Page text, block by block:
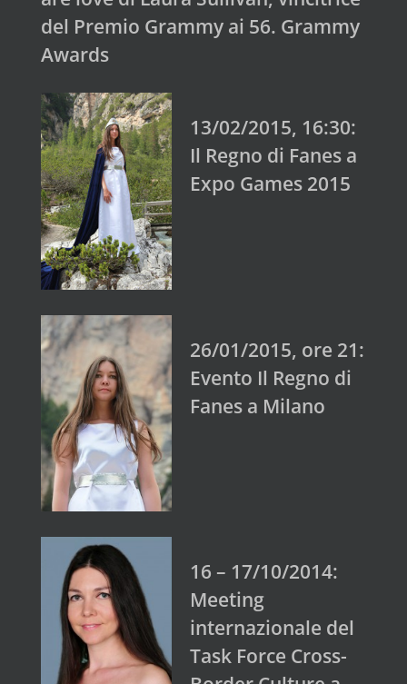
del Premio Grammy ai 56. Grammy
Awards
13/02/2015, 16:30:
Il Regno di Fanes a
Expo Games 2015
26/01/2015, ore 21:
Evento Il Regno di
Fanes a Milano
16 – 17/10/2014:
Meeting
internazionale del
Task Force Cross-